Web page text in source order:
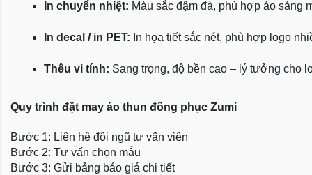
In chuyển nhiệt: Màu sắc đậm đà, phù hợp áo sáng
In decal / in PET: In họa tiết sắc nét, phù hợp logo
Thêu vi tính: Sang trọng, độ bền cao – lý tưởng cho
Quy trình đặt may áo thun đồng phục Zumi
Bước 1: Liên hệ đội ngũ tư vấn viên
Bước 2: Tư vấn chọn mẫu
Bước 3: Gửi bảng báo giá chi tiết